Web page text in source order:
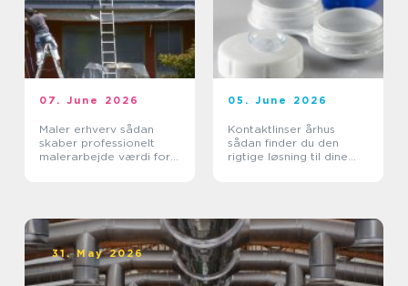
07. June 2026
Maler erhverv sådan
skaber professionelt
malerarbejde værdi for
05. June 2026
Kontaktlinser århus
sådan finder du den
rigtige løsning til dine
31. May 2026